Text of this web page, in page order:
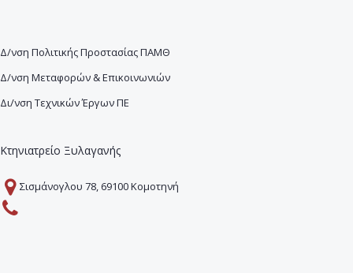
Δ/νση Πολιτικής Προστασίας ΠΑΜΘ
Δ/νση Μεταφορών & Επικοινωνιών
Δι/νση Τεχνικών Έργων ΠΕ
Κτηνιατρείο Ξυλαγανής
Σισμάνογλου 78, 69100 Κομοτηνή